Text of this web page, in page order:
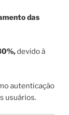
das
devido à
autenticação
usuários.